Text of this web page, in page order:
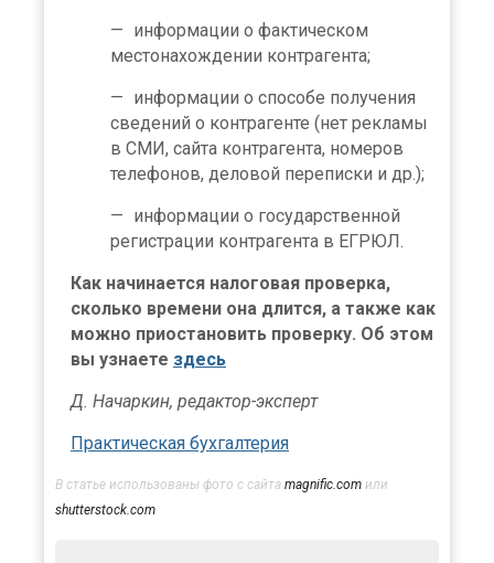
информации о фактическом
местонахождении контрагента;
информации о способе получения
сведений о контрагенте (нет рекламы
в СМИ, сайта контрагента, номеров
телефонов, деловой переписки и др.);
информации о государственной
регистрации контрагента в ЕГРЮЛ.
Как начинается налоговая проверка,
сколько времени она длится, а также как
можно приостановить проверку. Об этом
вы узнаете здесь
Д. Начаркин, редактор-эксперт
Практическая бухгалтерия
В статье использованы фото с сайта magnific.com или
shutterstock.com